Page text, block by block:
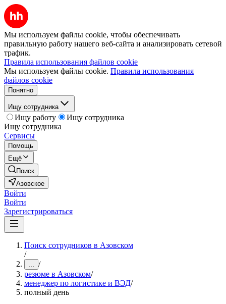
Мы используем файлы cookie, чтобы обеспечивать
правильную работу нашего веб-сайта и анализировать сетевой
трафик.
Правила использования файлов cookie
Мы используем файлы cookie. Правила использования
файлов cookie
Понятно
Ищу сотрудника
Ищу работу
Ищу сотрудника
Ищу сотрудника
Сервисы
Помощь
Ещё
Поиск
Азовское
Войти
Войти
Зарегистрироваться
Поиск сотрудников в Азовском
/
... /
резюме в Азовском/
менеджер по логистике и ВЭД/
полный день